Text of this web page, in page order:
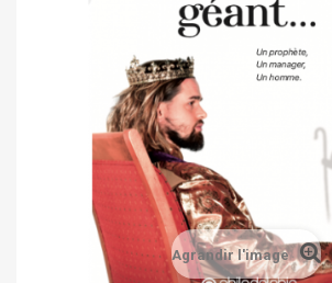
Agrandir l'image